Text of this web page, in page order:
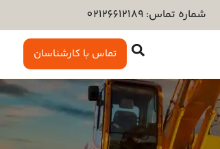
شماره تماس: 02126612189
تماس با کارشناسان